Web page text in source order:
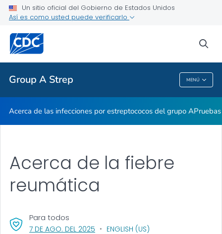
Un sitio oficial del Gobierno de Estados Unidos
Así es como usted puede verificarlo
Group A Strep MENÚ
Salud pública
Group A Strep
Acerca de las infecciones por estreptococos del grupo A
Acerca de la fiebre
reumática
7 DE AGO. DEL 2025 , VISIT LINK FOR DETAILS.
ENGLISH (US)
Para todos